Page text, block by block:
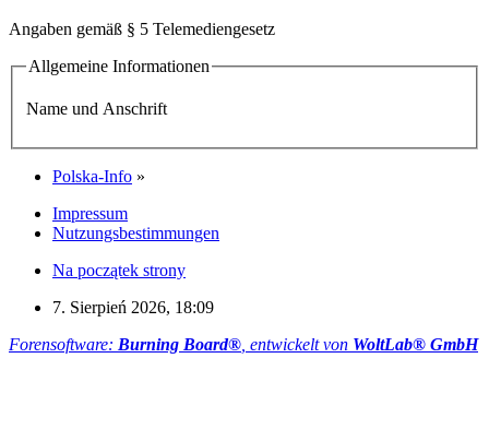
Angaben gemäß § 5 Telemediengesetz
Allgemeine Informationen
Name und Anschrift
Polska-Info »
Impressum
Nutzungsbestimmungen
Na początek strony
7. Sierpień 2026, 18:09
Forensoftware: Burning Board®, entwickelt von WoltLab® GmbH